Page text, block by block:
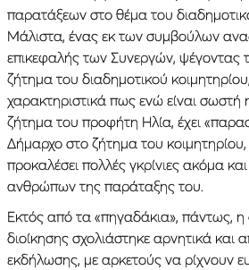
παρατάξεων στο θέμα του
Μάλιστα, ένας εκ των συμβούλων
επικεφαλής των Συνεργών, ψέγοντας
ζήτημα του διαδημοτικού
χαρακτηριστικά πως ενώ είναι
ζήτημα του προφήτη Ηλία, έχει
Δήμαρχο στο ζήτημα του κοιμητηρίου,
προκαλέσει πολλές γκρίνιες ακόμα
ανθρώπων της παράταξης του.
Εκτός από τα «πηγαδάκια», πάντως,
διοίκησης σχολιάστηκε αρνητικά και
εκδήλωσης, με αρκετούς να ρίχνουν